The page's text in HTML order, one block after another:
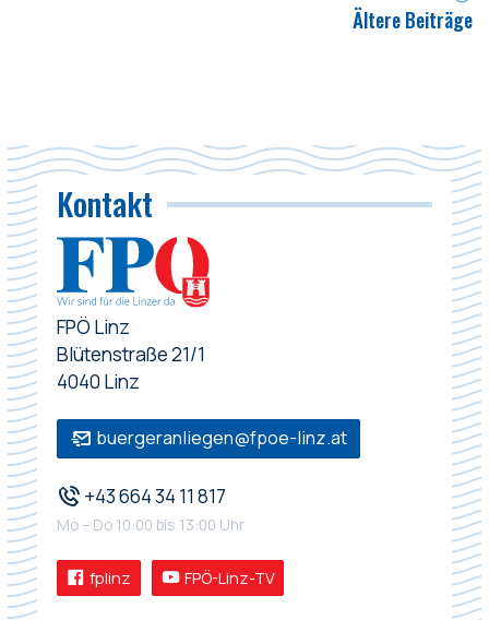
Ältere Beiträge
Kontakt
FPÖ Linz
Blütenstraße 21/1
4040 Linz
buergeranliegen@fpoe-linz.at
+43 664 34 11 817
Mo – Do 10:00 bis 13:00 Uhr
fplinz FPÖ-Linz-TV